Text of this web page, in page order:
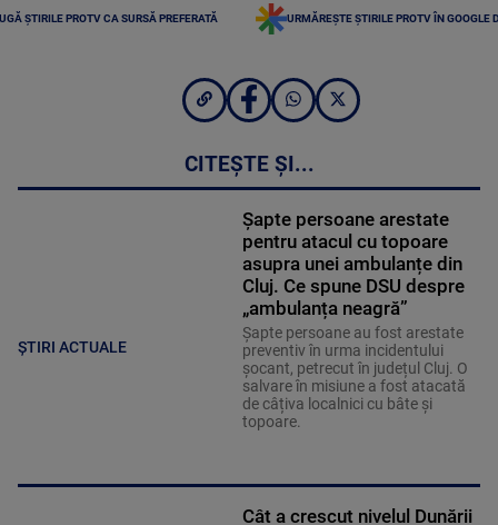
ȘTIRILE PROTV CA SURSĂ PREFERATĂ URMĂREȘTE ȘTIRILE PROTV ÎN GOOGLE
CITEȘTE ȘI...
ȘTIRI ACTUALE
Șapte persoane arestate
pentru atacul cu topoare
asupra unei ambulanțe din
Cluj. Ce spune DSU despre
„ambulanța neagră”
Șapte persoane au fost arestate
preventiv în urma incidentului
șocant, petrecut în județul Cluj. O
salvare în misiune a fost atacată
de câțiva localnici cu bâte și
topoare.
Cât a crescut nivelul Dunării